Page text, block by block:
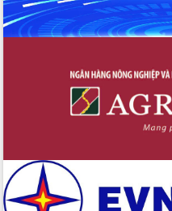
thi Sáng tạo Kỹ thuật 2024 - 2025
Đắk Lắk rà soát, điều chỉnh Đề án 190
Phó Chủ tịch UBND tỉnh Đắk Lắk
Trương Công Thái kiểm tra thực địa
Dự án cao tốc Khánh Hòa - Buôn Ma
Định vị cà phê Việt Nam như một “di
Xây dựng nông thôn mới: Nâng cao đời
sống người dân từ những mô hình thiết
thực